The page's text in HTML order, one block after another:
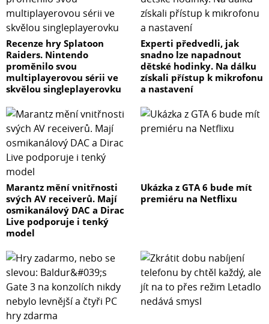
Recenze hry Splatoon
Raiders. Nintendo
proměnilo svou
multiplayerovou sérii ve
skvělou singleplayerovku
Experti předvedli, jak
snadno lze napadnout
dětské hodinky. Na dálku
získali přístup k mikrofonu
a nastavení
Marantz mění vnitřnosti
svých AV receiverů. Mají
osmikanálový DAC a Dirac
Live podporuje i tenký
model
Ukázka z GTA 6 bude mít
premiéru na Netflixu